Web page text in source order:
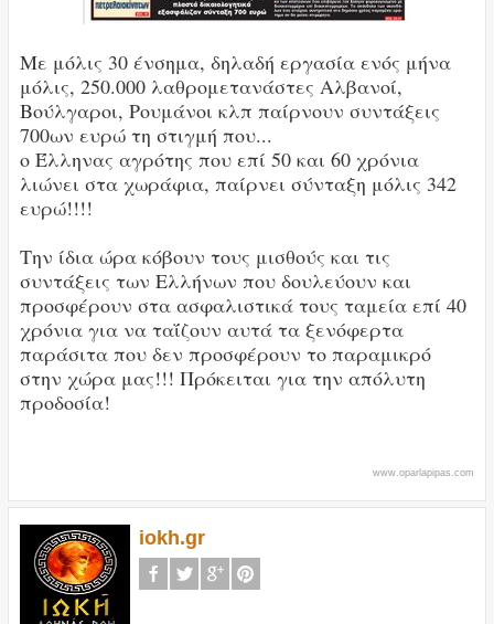
Με μόλις 30 ένσημα, δηλαδή εργασία ενός μήνα
μόλις, 250.000 λαθρομετανάστες Αλβανοί,
Βούλγαροι, Ρουμάνοι κλπ παίρνουν συντάξεις
700ων ευρώ τη στιγμή που...
ο Έλληνας αγρότης που επί 50 και 60 χρόνια
λιώνει στα χωράφια, παίρνει σύνταξη μόλις 342
ευρώ!!!!
Την ίδια ώρα κόβουν τους μισθούς και τις
συντάξεις των Ελλήνων που δουλεύουν και
προσφέρουν στα ασφαλιστικά τους ταμεία επί 40
χρόνια για να ταΐζουν αυτά τα ξενόφερτα
παράσιτα που δεν προσφέρουν το παραμικρό
στην χώρα μας!!! Πρόκειται για την απόλυτη
προδοσία!
www.oparlapipas.com
iokh.gr